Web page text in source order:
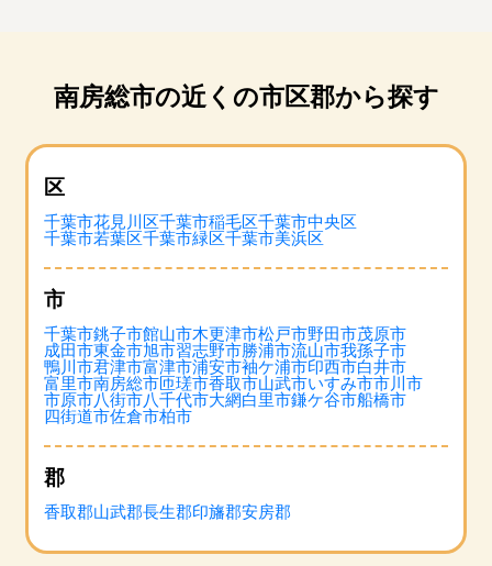
南房総市の近くの市区郡から探す
区
千葉市花見川区千葉市稲毛区千葉市中央区
千葉市若葉区千葉市緑区千葉市美浜区
市
千葉市銚子市館山市木更津市松戸市野田市茂原市
成田市東金市旭市習志野市勝浦市流山市我孫子市
鴨川市君津市富津市浦安市袖ケ浦市印西市白井市
富里市南房総市匝瑳市香取市山武市いすみ市市川市
市原市八街市八千代市大網白里市鎌ケ谷市船橋市
四街道市佐倉市柏市
郡
香取郡山武郡長生郡印旛郡安房郡